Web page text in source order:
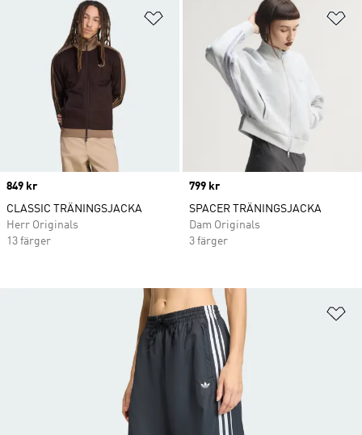
Lägg till på önskelistan
Price
849 kr
CLASSIC TRÄNINGSJACKA
Herr Originals
13 färger
Price
799 kr
SPACER TRÄNINGSJACKA
Dam Originals
3 färger